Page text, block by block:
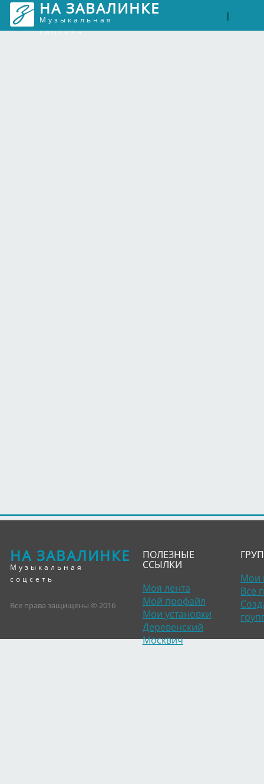
НА ЗАВАЛИНКЕ
Музыкальная
соцсеть
|
НА ЗАВАЛИНКЕ
Музыкальная
соцсеть
Все права защищены © 2016
ПОЛЕЗНЫЕ
ССЫЛКИ
Моя лента
Мой профайл
Мои установки
Деревенский
Москвич
Мои
Все